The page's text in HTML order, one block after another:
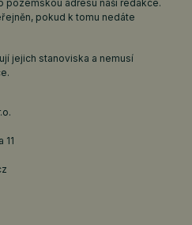
pozemskou adresu naší redakce.
pokud k tomu nedáte
jejich stanoviska a nemusí
11